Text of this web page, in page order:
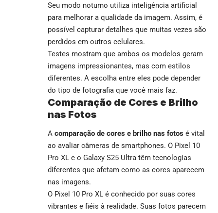
Seu modo noturno utiliza inteligência artificial
para melhorar a qualidade da imagem. Assim, é
possível capturar detalhes que muitas vezes são
perdidos em outros celulares.
Testes mostram que ambos os modelos geram
imagens impressionantes, mas com estilos
diferentes. A escolha entre eles pode depender
do tipo de fotografia que você mais faz.
Comparação de Cores e Brilho
nas Fotos
A comparação de cores e brilho nas fotos é vital
ao avaliar câmeras de smartphones. O Pixel 10
Pro XL e o Galaxy S25 Ultra têm tecnologias
diferentes que afetam como as cores aparecem
nas imagens.
O Pixel 10 Pro XL é conhecido por suas cores
vibrantes e fiéis à realidade. Suas fotos parecem